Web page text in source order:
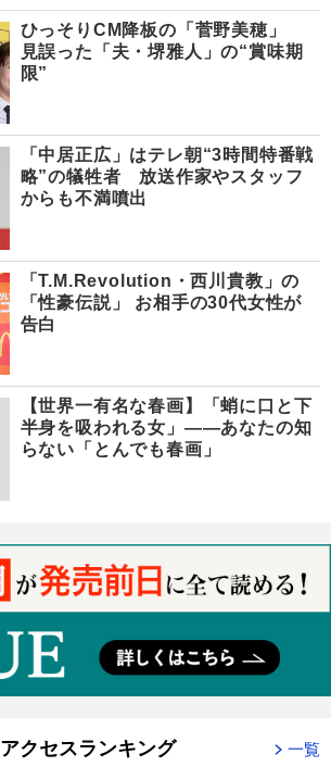
ひっそりCM降板の「菅野美穂」
見誤った「夫・堺雅人」の“賞味期
限”
「中居正広」はテレ朝“3時間特番戦
略”の犠牲者 放送作家やスタッフ
からも不満噴出
「T.M.Revolution・西川貴教」の
「性豪伝説」 お相手の30代女性が
告白
【世界一有名な春画】「蛸に口と下
半身を吸われる女」――あなたの知
らない「とんでも春画」
アクセスランキング 一覧